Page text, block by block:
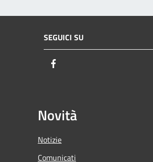
SEGUICI SU
Novità
Notizie
Comunicati